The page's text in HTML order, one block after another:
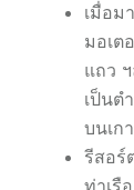
เมื่อม
มอเต
แถว
เป็นต
บนเก
รีสอร์